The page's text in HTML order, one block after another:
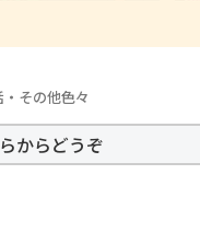
その他色々
からどうぞ